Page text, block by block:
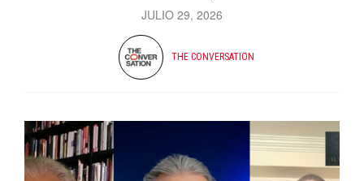
JULIO 29, 2026
THE CONVERSATION